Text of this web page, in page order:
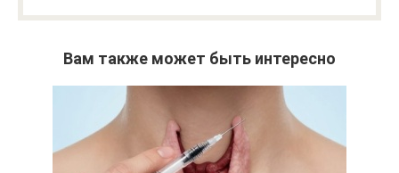
Вам также может быть интересно